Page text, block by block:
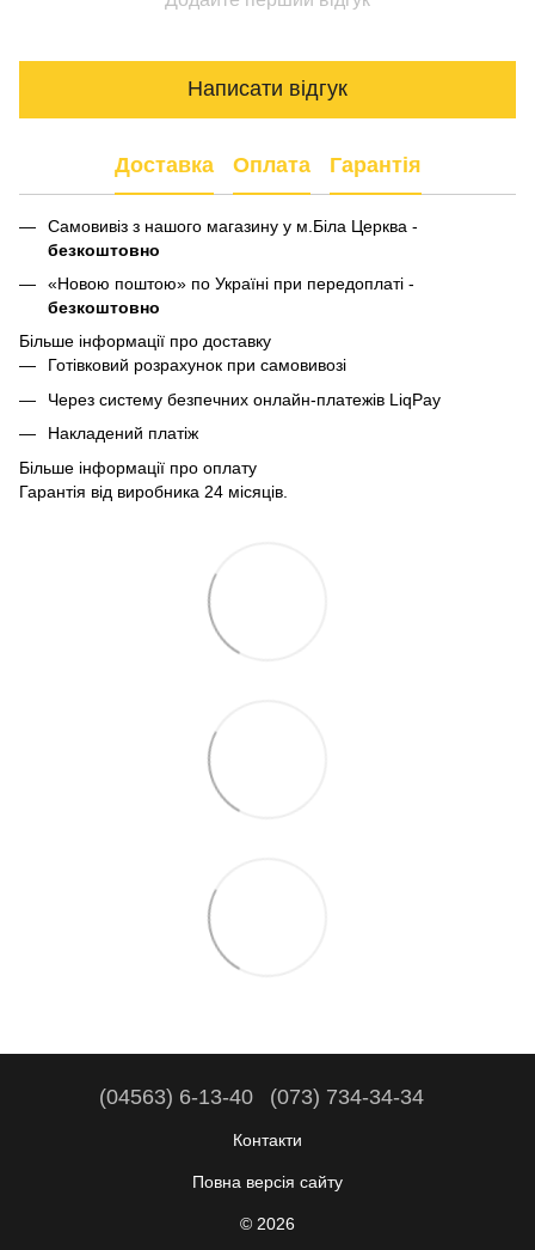
Написати відгук
Доставка Оплата Гарантія
Самовивіз з нашого магазину у м.Біла Церква -
безкоштовно
«Новою поштою» по Україні при передоплаті -
безкоштовно
Більше інформації про доставку
Готівковий розрахунок при самовивозі
Через систему безпечних онлайн-платежів LiqPay
Накладений платіж
Більше інформації про оплату
Гарантія від виробника 24 місяців.
(04563) 6-13-40 (073) 734-34-34
Контакти
Повна версія сайту
© 2026